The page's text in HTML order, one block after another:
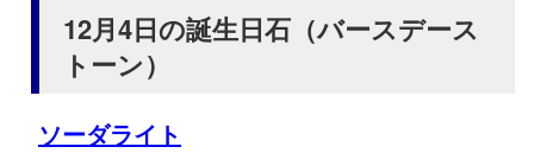
12月4日の誕生日石（バースデース
トーン）
ソーダライト